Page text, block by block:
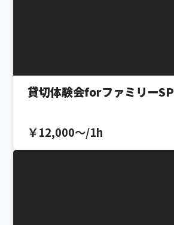
貸切体験会forファミリーSP
￥12,000〜/1h